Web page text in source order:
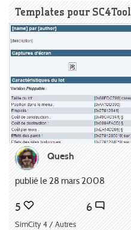
Templates pour SC4Tool
Quesh
publié le 28 mars 2008
5 6
SimCity 4 / Autres